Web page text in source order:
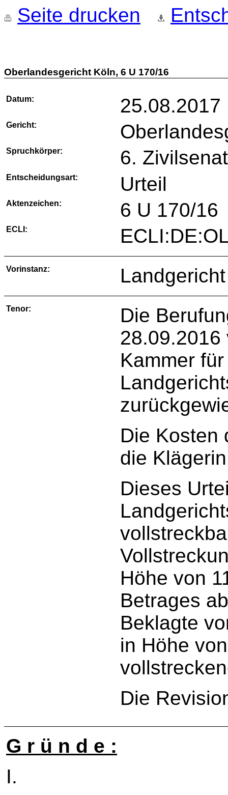
Seite drucken
Oberlandesgericht Köln, 6 U 170/16
Datum: 25.08.2017
Gericht:
Spruchkörper: 6. Zivilsenat
Entscheidungsart: Urteil
Aktenzeichen: 6 U 170/16
ECLI:
Vorinstanz:
Tenor:
Die
28.09.2016
Kammer
Die Kosten
die
Dieses
Höhe von
Betrages
Beklagte
in Höhe
Die
G r ü n d e :
I.